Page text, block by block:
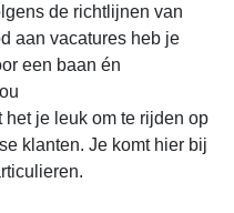
de richtlijnen van
aan vacatures heb je
een baan én
je leuk om te rijden op
klanten. Je komt hier bij